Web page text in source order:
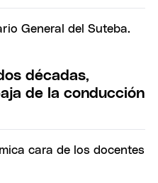
décadas,
de la conducción